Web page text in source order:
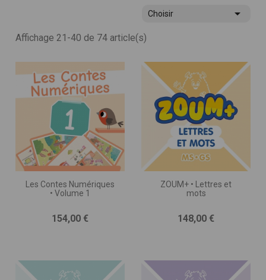
Choisir 
Affichage 21-40 de 74 article(s)
Les Contes Numériques
• Volume 1
Prix
154,00 €
ZOUM+ • Lettres et
mots
Prix
148,00 €